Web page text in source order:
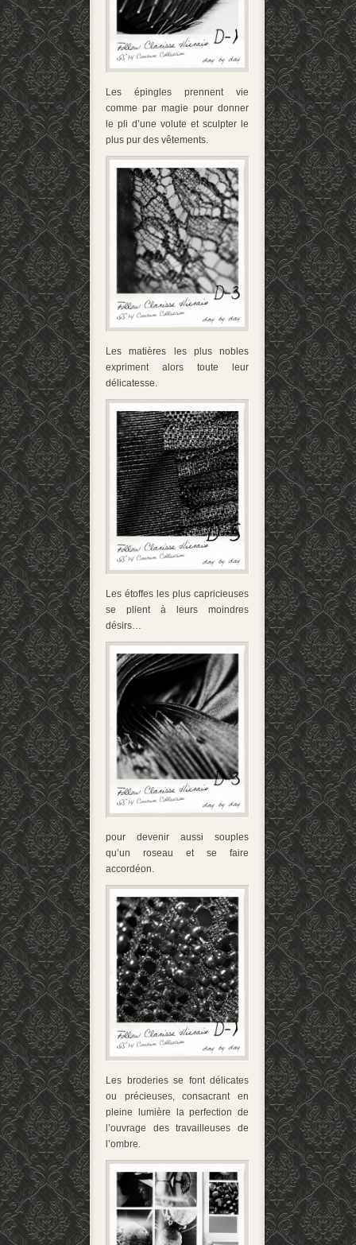
Les épingles prennent vie
comme par magie pour donner
le pli d’une volute et sculpter le
plus pur des vêtements.
Les matières les plus nobles
expriment alors toute leur
délicatesse.
Les étoffes les plus capricieuses
se plient à leurs moindres
désirs…
pour devenir aussi souples
qu’un roseau et se faire
accordéon.
Les broderies se font délicates
ou précieuses, consacrant en
pleine lumière la perfection de
l’ouvrage des travailleuses de
l’ombre.